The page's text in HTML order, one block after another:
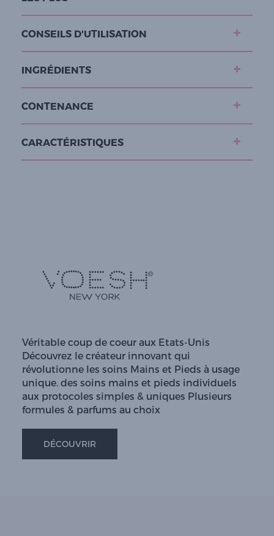
CONSEILS D'UTILISATION
INGRÉDIENTS
CONTENANCE
CARACTÉRISTIQUES
Véritable coup de coeur aux Etats-Unis
Découvrez le créateur innovant qui
révolutionne les soins Mains et Pieds à usage
unique. des soins mains et pieds individuels
aux protocoles simples & uniques Plusieurs
formules & parfums au choix
DÉCOUVRIR